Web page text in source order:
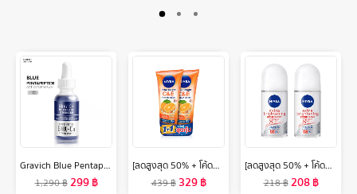
Gravich Blue Pentapeptide Activator Serum 30 ml
1,290฿299฿
[ลดสูงสุด 50% + โค้ดลดเพิ่ม 20%]นีเวียเอ็กซ์ตร้า ไบรท์ ซี แอนด์ อีวิตามิน โลชั่น 320มล. 2 ชิ้น NIVEA
439฿ 329฿
[ลดสูงสุด 50% + โค้ดลดเพิ่ม 20%]นีเวีย เอ็กซ์ตร้า ไบรท์เทนนิ่ง แม็กซ์ โพรเทค 8 ซูเปอร์ ฟู้ด โรลออน ระงับกลิ่นกาย 50 มล. 2 ชิ้น NIVEA
218฿208฿